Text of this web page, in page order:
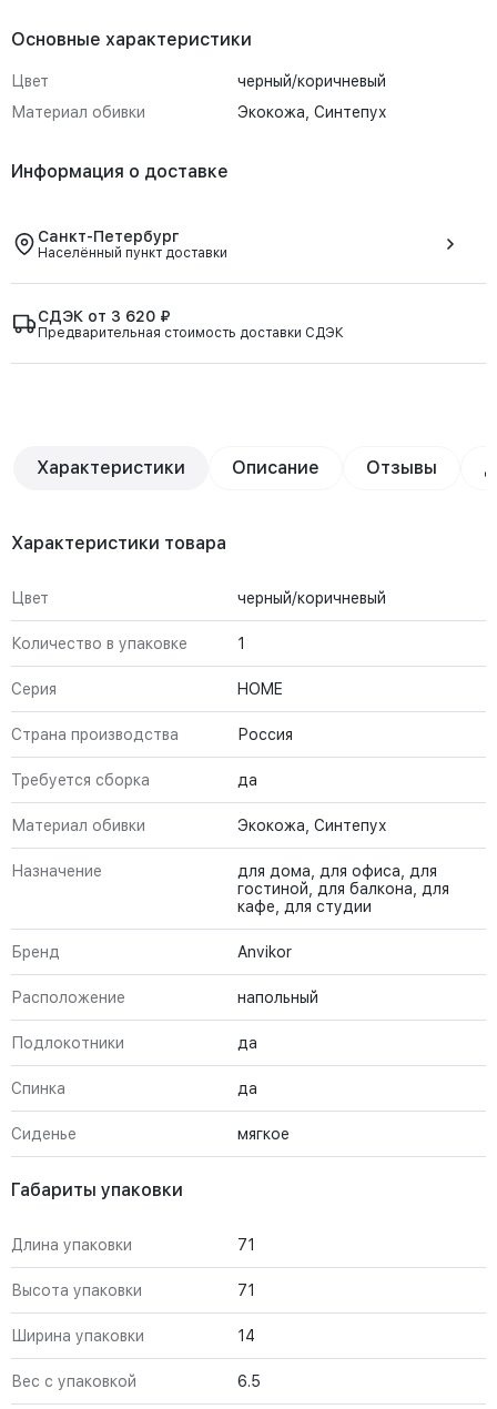
Основные характеристики
Цвет
черный/коричневый
Материал обивки
Экокожа, Синтепух
Информация о доставке
Санкт-Петербург
Населённый пункт доставки
СДЭК от 3 620 ₽
Предварительная стоимость доставки СДЭК
Характеристики Описание Отзывы
Характеристики товара
Цвет черный/коричневый
Количество в упаковке 1
Серия HOME
Страна производства Россия
Требуется сборка да
Материал обивки Экокожа, Синтепух
Назначение
для дома, для офиса, для
гостиной, для балкона, для
кафе, для студии
Бренд Anvikor
Расположение напольный
Подлокотники да
Спинка да
Сиденье мягкое
Габариты упаковки
Длина упаковки 71
Высота упаковки 71
Ширина упаковки 14
Вес с упаковкой 6.5